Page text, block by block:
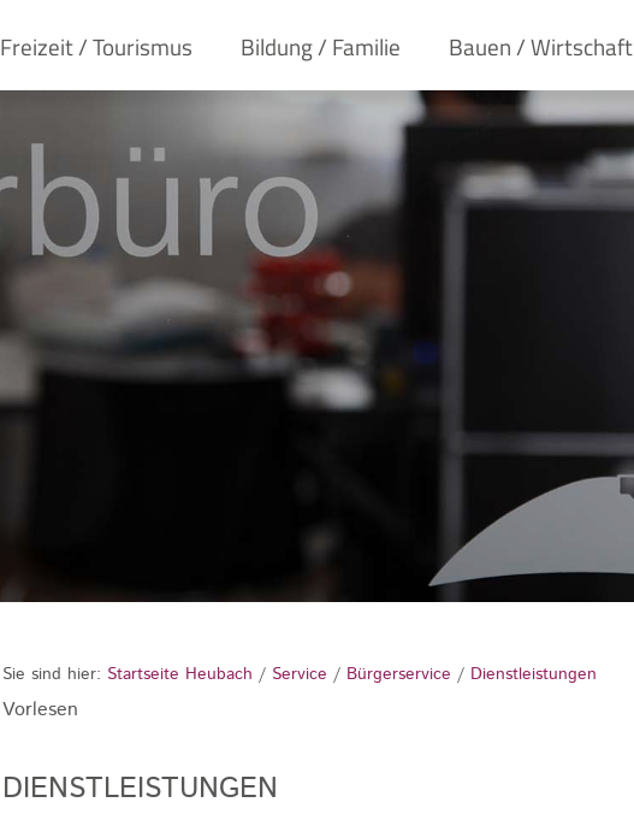
Freizeit / Tourismus Bildung / Familie Bauen / Wirtschaft
Sie sind hier: Startseite Heubach / Service / Bürgerservice / Dienstleistungen
Vorlesen
DIENSTLEISTUNGEN